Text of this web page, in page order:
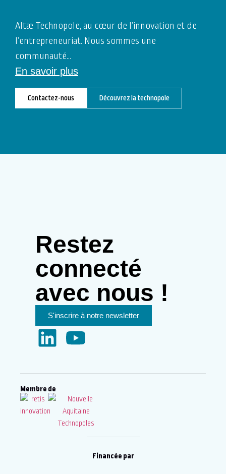
Altæ Technopole, au cœur de l’innovation et de
l’entrepreneuriat. Nous sommes une
communauté…
En savoir plus
Contactez-nous Découvrez la technopole
Restez
connecté
avec nous !
S'inscrire à notre newsletter
Membre de
Financée par